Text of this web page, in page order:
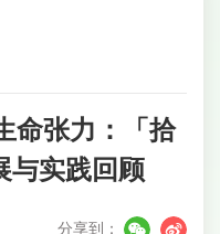
命张力：「拾
与实践回顾
分享到：